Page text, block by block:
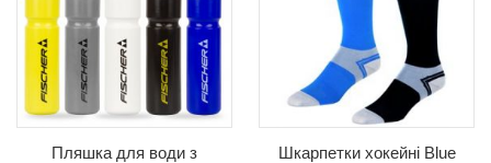
Пляшка для води з
Шкарпетки хокейні Blue